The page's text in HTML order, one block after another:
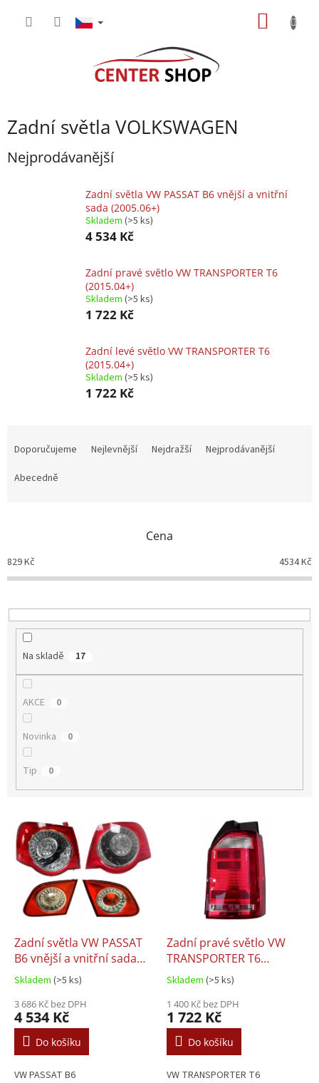
Zadní světla VOLKSWAGEN
Nejprodávanější
Zadní světla VW PASSAT B6 vnější a vnitřní
sada (2005.06+)
Skladem (>5 ks)
4 534 Kč
Zadní pravé světlo VW TRANSPORTER T6
(2015.04+)
Skladem (>5 ks)
1 722 Kč
Zadní levé světlo VW TRANSPORTER T6
(2015.04+)
Skladem (>5 ks)
1 722 Kč
o
d
k
t
Doporučujeme Nejlevnější Nejdražší
Nejprodávanější
Abecedně
Cena
829Kč 4534Kč
Na skladě 17
AKCE 0
Novinka 0
Tip 0
d
ů
Zadní světla VW PASSAT
B6 vnější a vnitřní sada
(2005.06+)
Skladem (>5 ks)
3 686 Kč bez DPH
4 534 Kč
Do košíku
VW PASSAT B6
Zadní pravé světlo VW
TRANSPORTER T6
(2015.04+)
Skladem (>5 ks)
1 400 Kč bez DPH
1 722 Kč
Do košíku
VW TRANSPORTER T6